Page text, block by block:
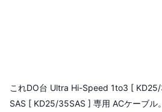
これDO台 Ultra Hi-Speed 1to3 [
SAS [ KD25/35SAS ] 専用 ACケーブル。